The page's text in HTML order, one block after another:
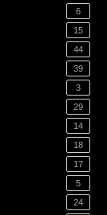
6
15
44
39
3
29
14
18
17
5
24